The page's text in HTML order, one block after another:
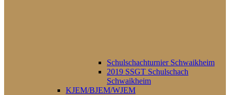
Schulschachturnier Schwaikheim
2019 SSGT Schulschach
Schwaikheim
KJEM/BJEM/WJEM